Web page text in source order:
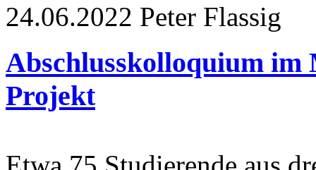
24.06.2022 Peter Flassig
Abschlusskolloquium
Projekt